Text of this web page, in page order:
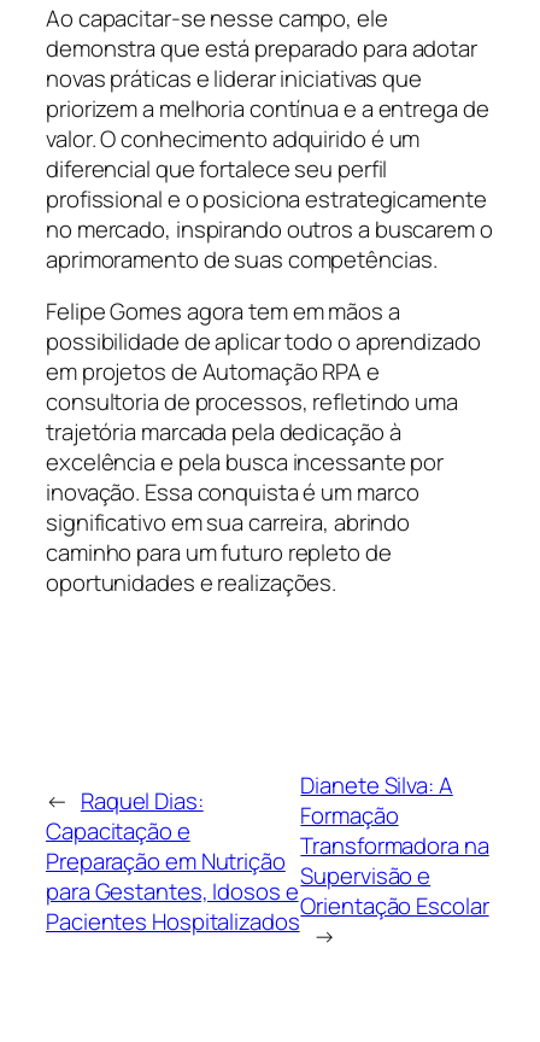
Ao capacitar-se nesse campo, ele
demonstra que está preparado para adotar
novas práticas e liderar iniciativas que
priorizem a melhoria contínua e a entrega de
valor. O conhecimento adquirido é um
diferencial que fortalece seu perfil
profissional e o posiciona estrategicamente
no mercado, inspirando outros a buscarem o
aprimoramento de suas competências.
Felipe Gomes agora tem em mãos a
possibilidade de aplicar todo o aprendizado
em projetos de Automação RPA e
consultoria de processos, refletindo uma
trajetória marcada pela dedicação à
excelência e pela busca incessante por
inovação. Essa conquista é um marco
significativo em sua carreira, abrindo
caminho para um futuro repleto de
oportunidades e realizações.
← Raquel Dias:
Capacitação e
Preparação em Nutrição
para Gestantes, Idosos e
Pacientes Hospitalizados
Dianete Silva: A
Formação
Transformadora na
Supervisão e
Orientação Escolar
→